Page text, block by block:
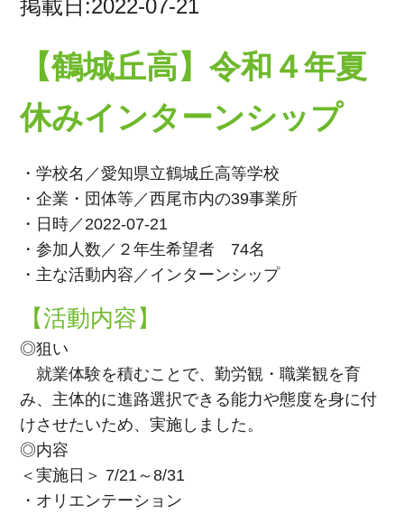
掲載日:2022-07-21
【鶴城丘高】令和４年夏
休みインターンシップ
・学校名／愛知県立鶴城丘高等学校
・企業・団体等／西尾市内の39事業所
・日時／2022-07-21
・参加人数／２年生希望者 74名
・主な活動内容／インターンシップ
【活動内容】
◎狙い
就業体験を積むことで、勤労観・職業観を育
み、主体的に進路選択できる能力や態度を身に付
けさせたいため、実施しました。
◎内容
＜実施日＞ 7/21～8/31
・オリエンテーション